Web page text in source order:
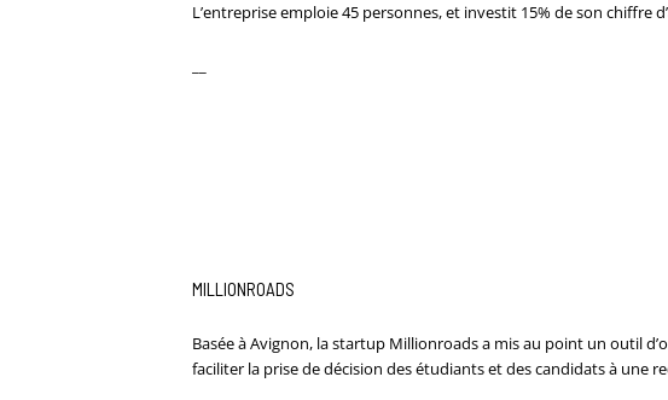
L’entreprise emploie 45 personnes, et investit 15% de son chiffre
MILLIONROADS
Basée à Avignon, la startup Millionroads a mis au point un outil
faciliter la prise de décision des étudiants et des candidats à une